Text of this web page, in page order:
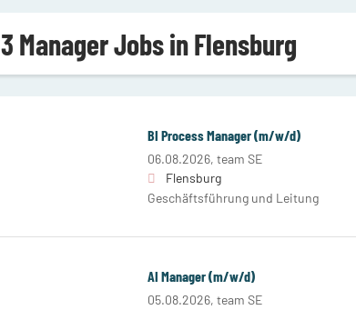
3 Manager Jobs in Flensburg
BI Process Manager (m/w/d)
06.08.2026, team SE
Flensburg
Geschäftsführung und Leitung
AI Manager (m/w/d)
05.08.2026, team SE